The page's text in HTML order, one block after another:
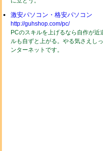
激安パソコン・格安パソコン
http://guhshop.com/pc/
PCのスキルを上げるなら自作が
ルも自ずと上がる。やる気さえし
ンターネットです。